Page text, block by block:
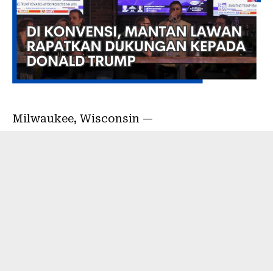
Milwaukee, Wisconsin —